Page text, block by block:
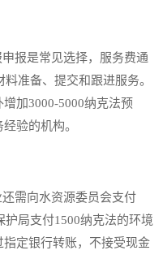
报是常见选择，服务费通
准备、提交和跟进服务。
加3000-5000纳克法预
验的机构。
需向水资源委员会支付
局支付1500纳克法的环境
定银行转账，不接受现金